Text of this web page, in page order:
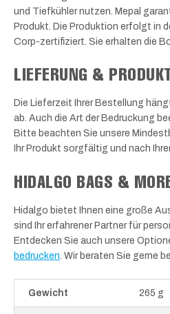
und Tiefkühler nutzen. Mepal
Produkt. Die Produktion erfolgt in
Corp-zertifiziert. Sie erhalten die
LIEFERUNG &
Die Lieferzeit Ihrer Bestellung
ab. Auch die Art der Bedruckung
Bitte beachten Sie unsere
Ihr Produkt sorgfältig und nach
HIDALGO BAGS &
Hidalgo bietet Ihnen eine große
sind Ihr erfahrener Partner für
Entdecken Sie auch unsere
bedrucken . Wir beraten Sie gerne
Gewicht 265 g